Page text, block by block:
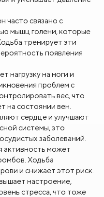
часто связано с
мышц голени, которые
тренирует эти
появления
нагрузку на ноги и
проблем с
вес, что
на состоянии вен.
сердце и улучшают
системы, это
заболеваний.
активность может
Ходьба
и снижает этот риск.
настроение,
стресса, что тоже